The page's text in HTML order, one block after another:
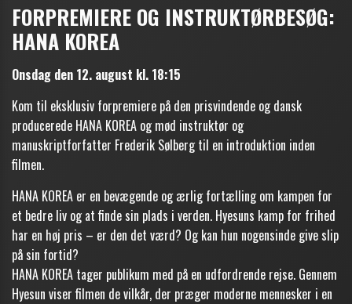
FORPREMIERE OG INSTRUKTØRBESØG:
HANA KOREA
Onsdag den 12. august kl. 18:15
Kom til eksklusiv forpremiere på den prisvindende og dansk
producerede HANA KOREA og mød instruktør og
manuskriptforfatter Frederik Sølberg til en introduktion inden
filmen.
HANA KOREA er en bevægende og ærlig fortælling om kampen for
et bedre liv og at finde sin plads i verden. Hyesuns kamp for frihed
har en høj pris – er den det værd? Og kan hun nogensinde give slip
på sin fortid?
HANA KOREA tager publikum med på en udfordrende rejse. Gennem
Hyesun viser filmen de vilkår, der præger moderne mennesker i en